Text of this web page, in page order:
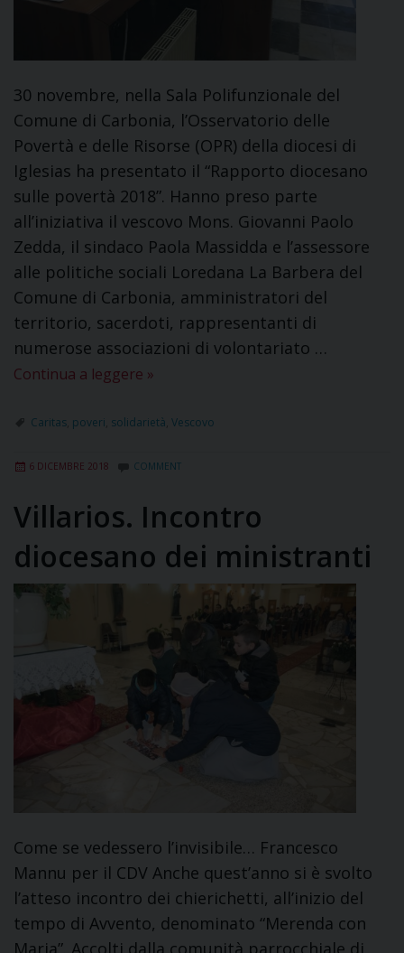
30 novembre, nella Sala Polifunzionale del
Comune di Carbonia, l’Osservatorio delle
Povertà e delle Risorse (OPR) della diocesi di
Iglesias ha presentato il “Rapporto diocesano
sulle povertà 2018”. Hanno preso parte
all’iniziativa il vescovo Mons. Giovanni Paolo
Zedda, il sindaco Paola Massidda e l’assessore
alle politiche sociali Loredana La Barbera del
Comune di Carbonia, amministratori del
territorio, sacerdoti, rappresentanti di
numerose associazioni di volontariato …
Continua a leggere »
Caritas poveri solidarietà Vescovo
6 DICEMBRE 2018 COMMENT
Villarios. Incontro
diocesano dei ministranti
Come se vedessero l’invisibile… Francesco
Mannu per il CDV Anche quest’anno si è svolto
l’atteso incontro dei chierichetti, all’inizio del
tempo di Avvento, denominato “Merenda con
Maria”. Accolti dalla comunità parrocchiale di